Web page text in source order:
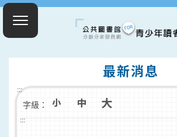
最新消息
:::
字級：
:::